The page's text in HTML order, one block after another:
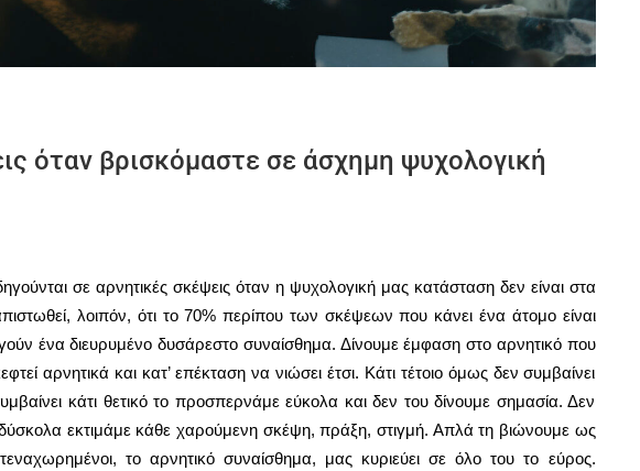
όταν βρισκόμαστε σε άσχημη ψυχολογική
σε αρνητικές σκέψεις όταν η ψυχολογική μας κατάσταση δεν είναι στα
λοιπόν, ότι το 70% περίπου των σκέψεων που κάνει ένα άτομο είναι
ένα διευρυμένο δυσάρεστο συναίσθημα. Δίνουμε έμφαση στο αρνητικό που
αρνητικά και κατ’ επέκταση να νιώσει έτσι. Κάτι τέτοιο όμως δεν συμβαίνει
κάτι θετικό το προσπερνάμε εύκολα και δεν του δίνουμε σημασία. Δεν
εκτιμάμε κάθε χαρούμενη σκέψη, πράξη, στιγμή. Απλά τη βιώνουμε ως
το αρνητικό συναίσθημα, μας κυριεύει σε όλο του το εύρος.